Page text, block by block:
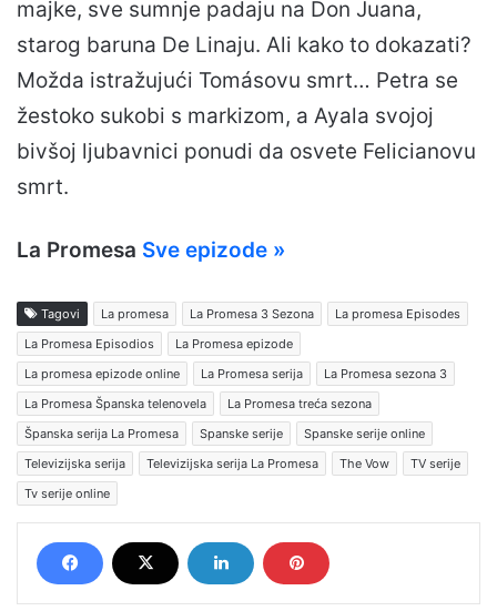
majke, sve sumnje padaju na Don Juana,
starog baruna De Linaju. Ali kako to dokazati?
Možda istražujući Tomásovu smrt… Petra se
žestoko sukobi s markizom, a Ayala svojoj
bivšoj ljubavnici ponudi da osvete Felicianovu
smrt.
La Promesa Sve epizode »
Tagovi La promesa La Promesa 3 Sezona
La promesa Episodes
La Promesa Episodios
La Promesa epizode
La promesa epizode online
La Promesa serija
La Promesa sezona 3
La Promesa Španska telenovela
La Promesa treća sezona
Španska serija La Promesa
Spanske serije
Spanske serije online
Televizijska serija
Televizijska serija La Promesa The Vow
TV serije
Tv serije online